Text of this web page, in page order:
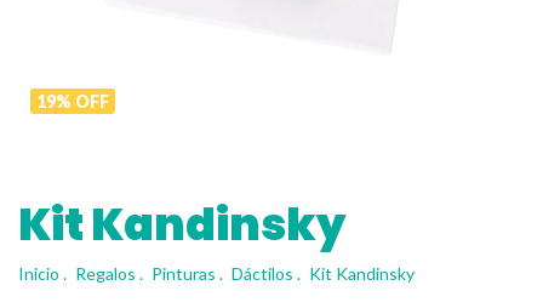
Kit Kandinsky
Inicio . Regalos . Pinturas . Dáctilos . Kit Kandinsky
19% OFF